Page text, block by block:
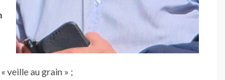
veille au grain » ;